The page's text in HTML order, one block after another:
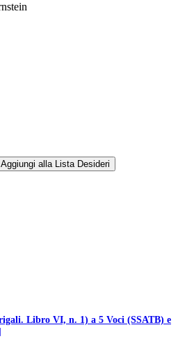
Aggiungi alla Lista Desideri
Libro VI, n. 1) a 5 Voci (SSATB) e